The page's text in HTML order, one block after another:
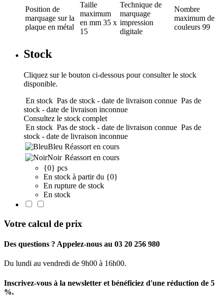
Position de
marquage sur la
plaque en métal
Taille
maximum
en mm 35 x
15
Technique de
marquage
impression
digitale
Nombre
maximum de
couleurs 99
Stock
Cliquez sur le bouton ci-dessous pour consulter le stock
disponible.
En stock Pas de stock - date de livraison connue Pas de
stock - date de livraison inconnue
Consultez le stock complet
En stock Pas de stock - date de livraison connue Pas de
stock - date de livraison inconnue
Bleu Réassort en cours
Noir Réassort en cours
{0} pcs
En stock à partir du {0}
En rupture de stock
En stock
Votre calcul de prix
Des questions ? Appelez-nous au 03 20 256 980
Du lundi au vendredi de 9h00 à 16h00.
Inscrivez-vous à la newsletter et bénéficiez d'une réduction de 5
%.